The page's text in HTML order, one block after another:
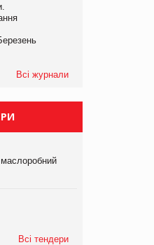
Всі журнали
Всі тендери